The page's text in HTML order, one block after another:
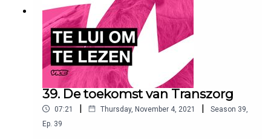
39. De toekomst van Transzorg
07:21 | Thursday, November 4, 2021 | Season 39
Ep. 39